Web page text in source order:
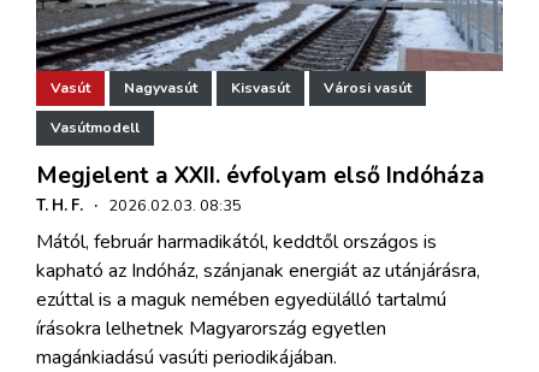
Vasút Nagyvasút Kisvasút Városi vasút
Vasútmodell
Megjelent a XXII. évfolyam első Indóháza
T. H. F. · 2026.02.03. 08:35
Mától, február harmadikától, keddtől országos is
kapható az Indóház, szánjanak energiát az utánjárásra,
ezúttal is a maguk nemében egyedülálló tartalmú
írásokra lelhetnek Magyarország egyetlen
magánkiadású vasúti periodikájában.